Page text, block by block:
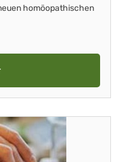
homöopathischen